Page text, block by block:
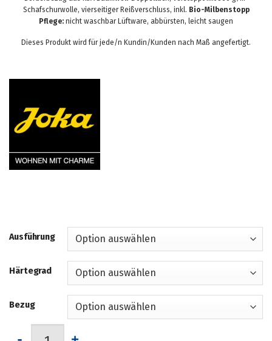
Schafschurwolle, vierseitiger Reißverschluss, inkl. Bio-Milbenstopp
Pflege: nicht waschbar Lüftware, abbürsten, leicht saugen
Dieses Produkt wird für jede/n Kundin/Kunden nach Maß angefertigt.
Ausführung
Härtegrad
Bezug